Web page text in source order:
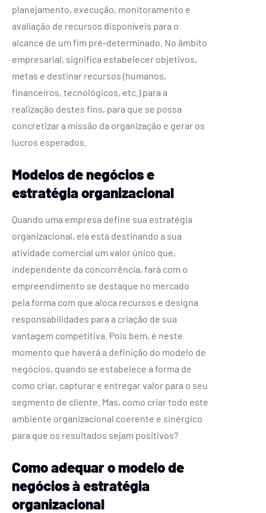
planejamento, execução, monitoramento e
avaliação de recursos disponíveis para o
alcance de um fim pré-determinado. No âmbito
empresarial, significa estabelecer objetivos,
metas e destinar recursos (humanos,
financeiros, tecnológicos, etc.) para a
realização destes fins, para que se possa
concretizar a missão da organização e gerar os
lucros esperados.
Modelos de negócios e
estratégia organizacional
Quando uma empresa define sua estratégia
organizacional, ela está destinando a sua
atividade comercial um valor único que,
independente da concorrência, fará com o
empreendimento se destaque no mercado
pela forma com que aloca recursos e designa
responsabilidades para a criação de sua
vantagem competitiva. Pois bem, é neste
momento que haverá a definição do modelo de
negócios, quando se estabelece a forma de
como criar, capturar e entregar valor para o seu
segmento de cliente. Mas, como criar todo este
ambiente organizacional coerente e sinérgico
para que os resultados sejam positivos?
Como adequar o modelo de
negócios à estratégia
organizacional